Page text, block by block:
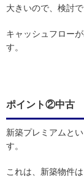
大きいので、検討
キャッシュフロー
す。
ポイント②中古
新築プレミアムと
す。
これは、新築物件